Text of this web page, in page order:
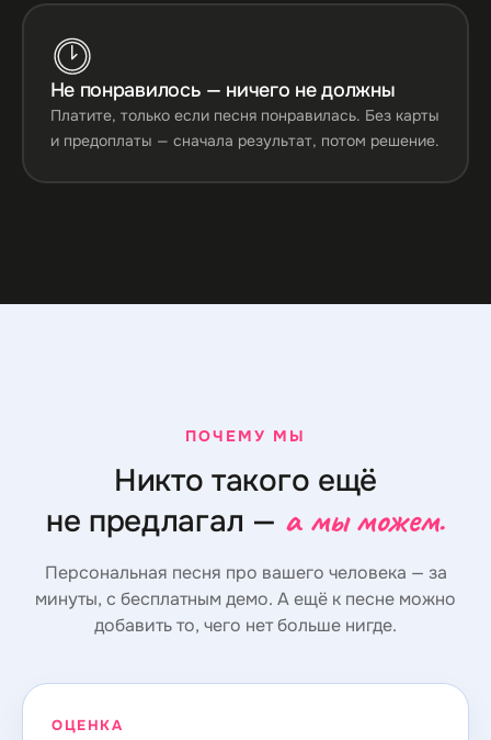
Не понравилось — ничего не должны
Платите, только если песня понравилась. Без карты
и предоплаты — сначала результат, потом решение.
ПОЧЕМУ МЫ
Никто такого ещё
не предлагал — а мы можем.
Персональная песня про вашего человека — за
минуты, с бесплатным демо. А ещё к песне можно
добавить то, чего нет больше нигде.
ОЦЕНКА